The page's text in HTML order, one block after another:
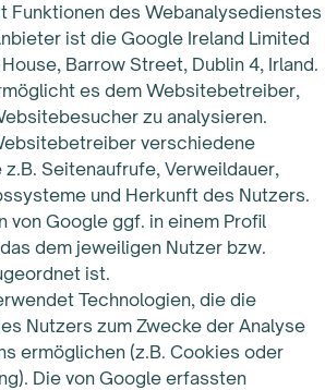
Funktionen des Webanalysedienstes
ist die Google Ireland Limited
Barrow Street, Dublin 4, Irland.
es dem Websitebetreiber,
zu analysieren.
verschiedene
Seitenaufrufe, Verweildauer,
und Herkunft des Nutzers.
von Google ggf. in einem Profil
dem jeweiligen Nutzer bzw.
ist.
Technologien, die die
Nutzers zum Zwecke der Analyse
ermöglichen (z.B. Cookies oder
Die von Google erfassten